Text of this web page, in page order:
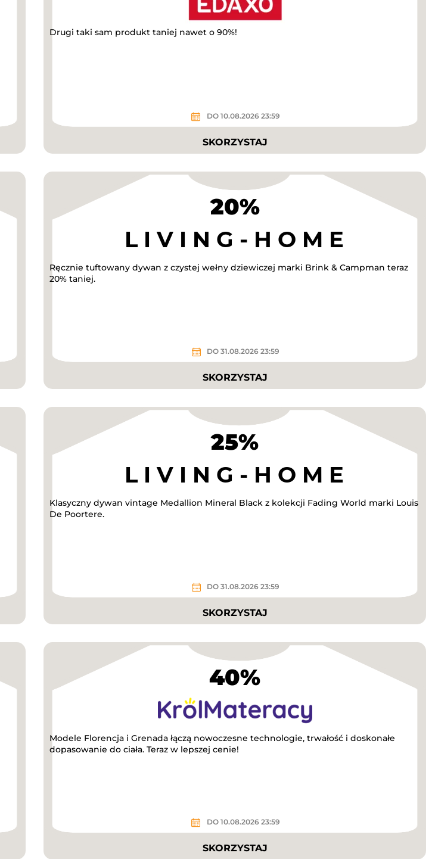
Drugi taki sam produkt taniej nawet o 90%!
DO 10.08.2026 23:59
SKORZYSTAJ
20%
Ręcznie tuftowany dywan z czystej wełny dziewiczej marki Brink & Campman teraz
20% taniej.
DO 31.08.2026 23:59
SKORZYSTAJ
25%
Klasyczny dywan vintage Medallion Mineral Black z kolekcji Fading World marki Louis
De Poortere.
DO 31.08.2026 23:59
SKORZYSTAJ
40%
Modele Florencja i Grenada łączą nowoczesne technologie, trwałość i doskonałe
dopasowanie do ciała. Teraz w lepszej cenie!
DO 10.08.2026 23:59
SKORZYSTAJ